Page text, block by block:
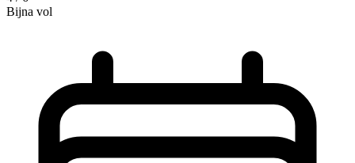
Bijna vol